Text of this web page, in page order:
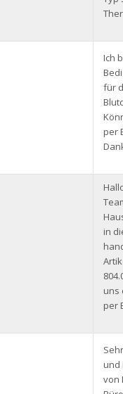
Ich
für
per
in
uns
per
und
von